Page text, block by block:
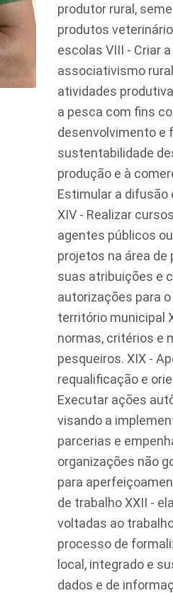
produtor rural,
produtos
escolas VIII - Criar
associativismo
atividades
a pesca com fins
desenvolvimento e
sustentabilidade
produção e à
Estimular a difusão
XIV - Realizar
agentes públicos
projetos na área de
suas atribuições e
autorizações para
território municipal
normas, critérios e
pesqueiros. XIX -
requalificação e
Executar ações
visando a
parcerias e
organizações não
para
de trabalho XXII -
voltadas ao
processo de
local, integrado e
dados e de